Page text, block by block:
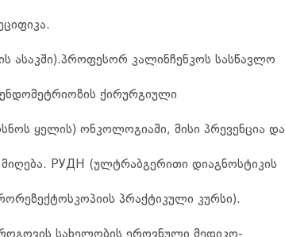
ასაკში).პროფესორ კალინჩენკოს სასწავლო
ქირურგიული
ყელის) ონკოლოგიაში, მისი პრევენცია და
РУДН (ულტრაბგერითი დიაგნოსტიკის
პრაქტიკული კურსი).
სახელობის ეროვნული მედიკო-